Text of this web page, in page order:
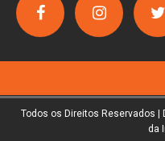
Todos os Direitos Reservados |
da